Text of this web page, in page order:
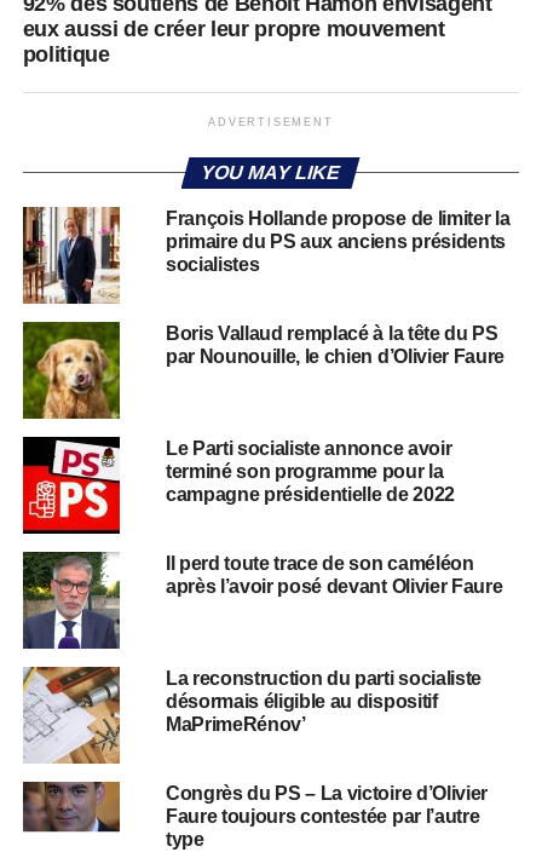
eux aussi de créer leur propre mouvement
politique
ADVERTISEMENT
YOU MAY LIKE
François Hollande propose de limiter la
primaire du PS aux anciens présidents
socialistes
Boris Vallaud remplacé à la tête du PS
par Nounouille, le chien d’Olivier Faure
Le Parti socialiste annonce avoir
terminé son programme pour la
campagne présidentielle de 2022
Il perd toute trace de son caméléon
après l’avoir posé devant Olivier Faure
La reconstruction du parti socialiste
désormais éligible au dispositif
MaPrimeRénov’
Congrès du PS – La victoire d’Olivier
Faure toujours contestée par l’autre
type